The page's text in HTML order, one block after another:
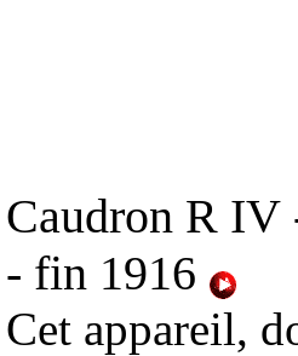
Caudron R IV
- fin 1916
Cet appareil,